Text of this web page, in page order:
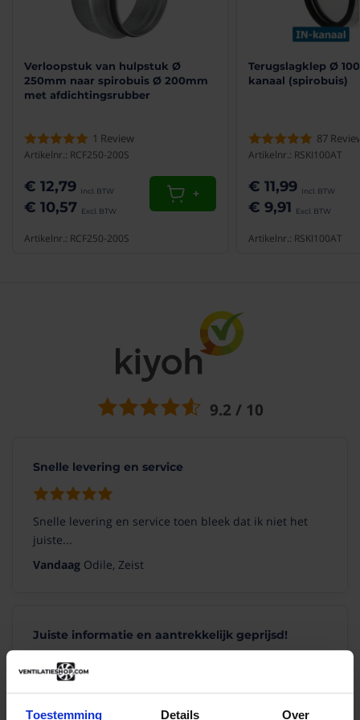
Toestemming Details Over
Artikelnummer: RSK250S
Productvideo
Product Type
Verloopstuk van hulpstuk Ø
250mm naar spirobuis Ø 200mm
met afdichtingsrubber
1 Review
Artikelnr.: RCF250-200S
€ 12,79
€ 10,57
+
Artikelnr.: RCF250-200S
Terugslagklep Ø
kanaal (spirobuis)
87
Artikelnr.: RSKI100AT
€ 11,99
€ 9,91
Artikelnr.: RSKI100AT
9.2 / 10
Snelle levering en service
Snelle levering en service toen bleek dat ik niet het
juiste...
Vandaag Odile, Zeist
Juiste informatie en aantrekkelijk geprijsd!
Duidelijke en informatieve website met ook nog eens
een vlot...